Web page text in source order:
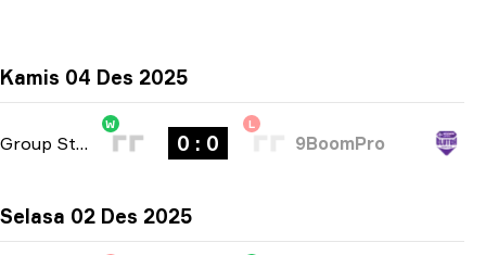
Kamis 04 Des 2025
Group Stage -bo3
W
0 : 0
L
9BoomPro
Selasa 02 Des 2025